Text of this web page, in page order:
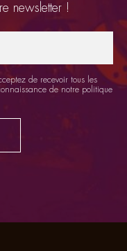
newsletter !
de recevoir tous les
de notre politique